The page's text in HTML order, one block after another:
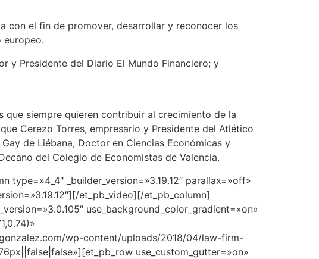
con el fin de promover, desarrollar y reconocer los
europeo.
y Presidente del Diario El Mundo Financiero; y
siempre quieren contribuir al crecimiento de la
Cerezo Torres, empresario y Presidente del Atlético
de Liébana, Doctor en Ciencias Económicas y
del Colegio de Economistas de Valencia.
_builder_version=»3.19.12″ parallax=»off»
et_pb_video][/et_pb_column]
use_background_color_gradient=»on»
wp-content/uploads/2018/04/law-firm-
use_custom_gutter=»on»